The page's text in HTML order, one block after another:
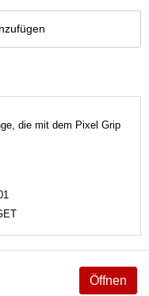
die mit dem Pixel Grip
Öffnen